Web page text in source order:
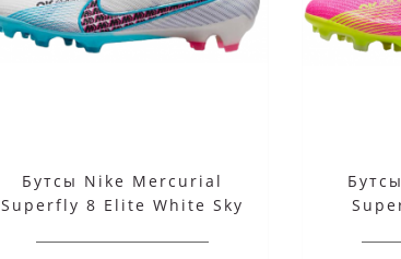
Бутсы Nike Mercurial
Superfly 8 Elite White Sky